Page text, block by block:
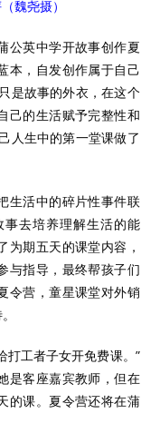
魏尧摄）
英中学开故事创作夏
本，自发创作属于自己
是故事的外衣，在这个
己的生活赋予完整性和
人生中的第一堂课做了
活中的碎片性事件联
去培养理解生活的能
为期五天的课堂内容，
与指导，最终帮孩子们
令营，童星课堂对外销
工者子女开免费课。”
是客座嘉宾教师，但在
的课。夏令营还将在蒲